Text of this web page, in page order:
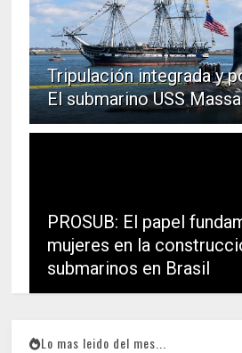
Tripulación integrada y
El submarino USS
PROSUB: El papel
mujeres en la
submarinos en Brasil
Lo mas leido del mes...